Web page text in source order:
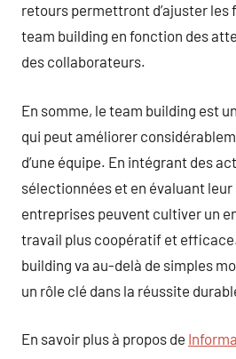
retours permettront d’ajuster les
team building en fonction des
des collaborateurs.
En somme, le team building est
qui peut améliorer
d’une équipe. En intégrant des
sélectionnées et en évaluant
entreprises peuvent cultiver un
travail plus coopératif et
building va au-delà de simples
un rôle clé dans la réussite
En savoir plus à propos de